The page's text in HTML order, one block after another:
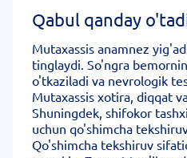
Qabul qanday
Mutaxassis anamnez
tinglaydi. So'ngra
o'tkaziladi va nevrologik
Mutaxassis xotira, diqqat
Shuningdek, shifokor
uchun qo'shimcha
Qo'shimcha tekshiruv